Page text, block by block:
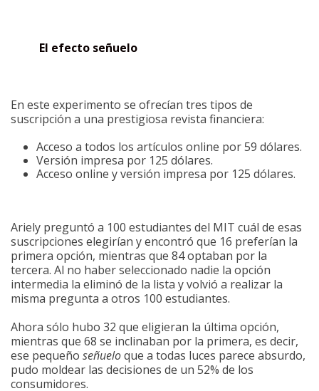
El efecto señuelo
En este experimento se ofrecían tres tipos de
suscripción a una prestigiosa revista financiera:
Acceso a todos los artículos online por 59 dólares.
Versión impresa por 125 dólares.
Acceso online y versión impresa por 125 dólares.
Ariely preguntó a 100 estudiantes del MIT cuál de esas
suscripciones elegirían y encontró que 16 preferían la
primera opción, mientras que 84 optaban por la
tercera. Al no haber seleccionado nadie la opción
intermedia la eliminó de la lista y volvió a realizar la
misma pregunta a otros 100 estudiantes.
Ahora sólo hubo 32 que eligieran la última opción,
mientras que 68 se inclinaban por la primera, es decir,
ese pequeño señueloque a todas luces parece absurdo,
pudo moldear las decisiones de un 52% de los
consumidores.